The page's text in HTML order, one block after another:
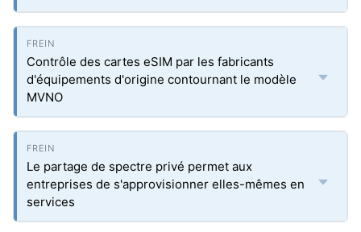
Contrôle des cartes eSIM par les fabricants
d'équipements d'origine contournant le modèle
MVNO
Le partage de spectre privé permet aux
entreprises de s'approvisionner elles-mêmes en
services